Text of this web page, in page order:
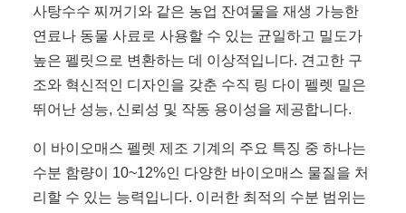
사탕수수 찌꺼기와 같은 농업 잔여물을 재생 가능한
연료나 동물 사료로 사용할 수 있는 균일하고 밀도가
높은 펠릿으로 변환하는 데 이상적입니다. 견고한 구
조와 혁신적인 디자인을 갖춘 수직 링 다이 펠렛 밀은
뛰어난 성능, 신뢰성 및 작동 용이성을 제공합니다.
이 바이오매스 펠렛 제조 기계의 주요 특징 중 하나는
수분 함량이 10~12%인 다양한 바이오매스 물질을 처
리할 수 있는 능력입니다. 이러한 최적의 수분 범위는